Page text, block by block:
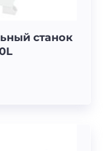
станок